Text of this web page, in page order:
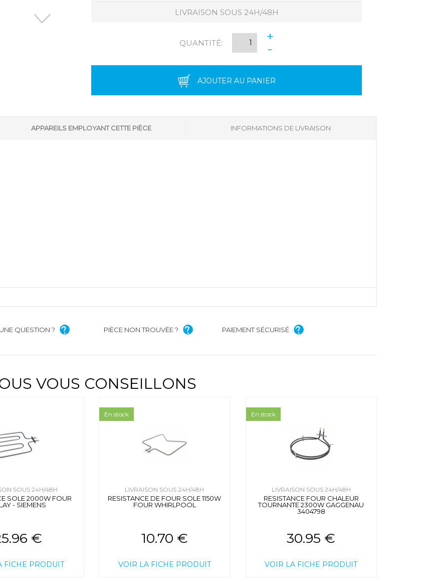
LIVRAISON SOUS 24H/48H
QUANTITÉ:
+
-
AJOUTER AU PANIER
APPAREILS EMPLOYANT CETTE PIÈCE INFORMATIONS DE LIVRAISON
UNE QUESTION ? PIÈCE NON TROUVÉE ? PAIEMENT SÉCURISÉ
VOUS CONSEILLONS
SOUS 24H/48H
SOLE 2000W FOUR
- SIEMENS
€
FICHE PRODUIT
LIVRAISON SOUS 24H/48H
RESISTANCE DE FOUR SOLE 1150W
FOUR WHIRLPOOL
10.70 €
VOIR LA FICHE PRODUIT
En stock
LIVRAISON SOUS 24H/48H
RESISTANCE FOUR CHALEUR
TOURNANTE 2300W GAGGENAU
3404798
30.95 €
VOIR LA FICHE PRODUIT
En stock